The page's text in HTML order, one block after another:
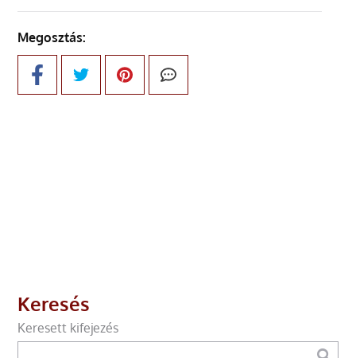
Megosztás:
Keresés
Keresett kifejezés